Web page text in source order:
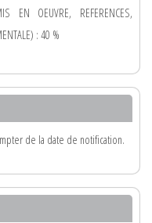
EN OEUVRE, REFERENCES,
: 40 %
de la date de notification.